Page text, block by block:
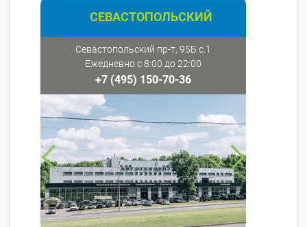
СЕВАСТОПОЛЬСКИЙ
Севастопольский пр-т, 95Б с.1
Ежедневно с 8:00 до 22:00
+7 (495) 150-70-36